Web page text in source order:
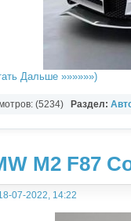
Дальше »»»»»»)
(5234) Раздел:
M2 F87
07-2022, 14:22